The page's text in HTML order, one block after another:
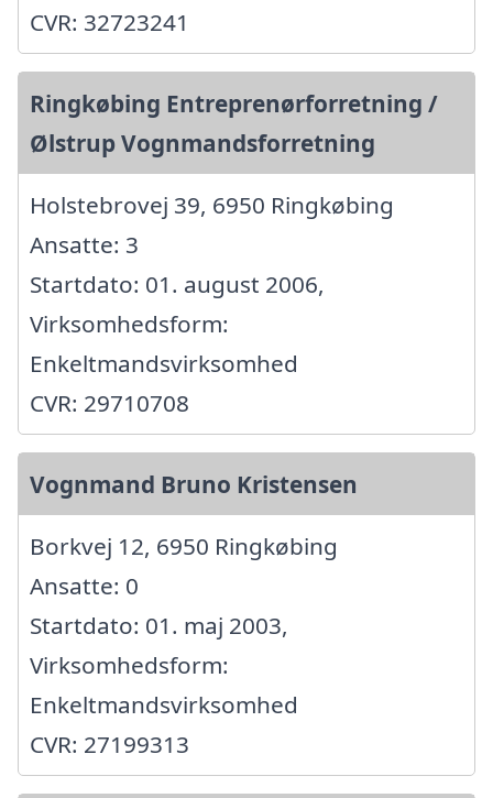
CVR: 32723241
Ringkøbing Entreprenørforretning /
Ølstrup Vognmandsforretning
Holstebrovej 39, 6950 Ringkøbing
Ansatte: 3
Startdato: 01. august 2006,
Virksomhedsform:
Enkeltmandsvirksomhed
CVR: 29710708
Vognmand Bruno Kristensen
Borkvej 12, 6950 Ringkøbing
Ansatte: 0
Startdato: 01. maj 2003,
Virksomhedsform:
Enkeltmandsvirksomhed
CVR: 27199313